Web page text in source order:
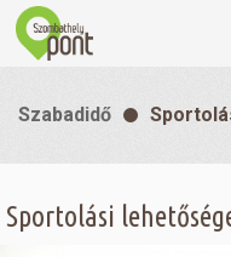
Látnivalók
Szabadidő
Sportolási